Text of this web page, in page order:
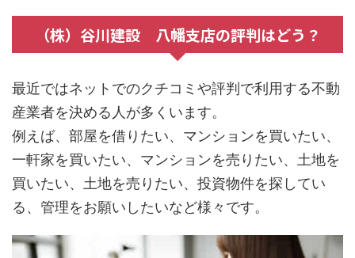
（株）谷川建設 八幡支店の評判はどう？
最近ではネットでのクチコミや評判で利用する不動
産業者を決める人が多くいます。
例えば、部屋を借りたい、マンションを買いたい、
一軒家を買いたい、マンションを売りたい、土地を
買いたい、土地を売りたい、投資物件を探してい
る、管理をお願いしたいなど様々です。